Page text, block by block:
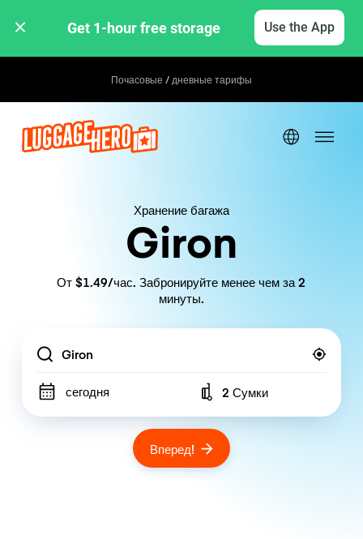
Get 1-hour free storage Use the App
Почасовые / дневные тарифы
Хранение багажа
Giron
От $1.49/час. Забронируйте менее чем за 2
минуты.
Location
сегодня Number of bags
2 Сумки
Вперед!